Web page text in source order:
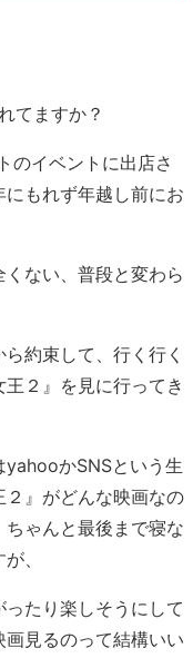
てますか？
のイベントに出店さ
もれず年越し前にお
ない、普段と変わら
約束して、行く行く
２』を見に行ってき
yahooかSNSという生
』がどんな映画なの
ゃんと最後まで寝な
、
たり楽しそうにして
見るのって結構いい